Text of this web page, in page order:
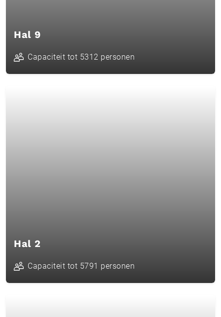
Hal 9
Capaciteit tot 5312 personen
Hal 2
Capaciteit tot 5791 personen